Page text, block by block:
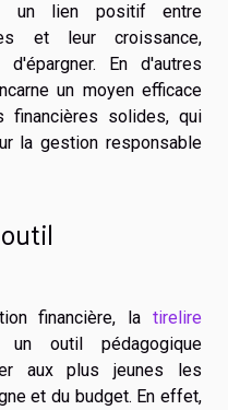
un lien positif entre
et leur croissance,
En d'autres
un moyen efficace
financières solides, qui
la gestion responsable
financière, la tirelire
outil pédagogique
aux plus jeunes les
et du budget. En effet,